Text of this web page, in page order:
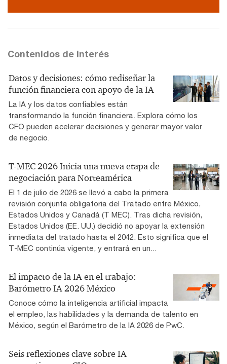
Contenidos de interés
Datos y decisiones: cómo rediseñar la
función financiera con apoyo de la IA
La IA y los datos confiables están
transformando la función financiera. Explora cómo los
CFO pueden acelerar decisiones y generar mayor valor
de negocio.
T-MEC 2026 Inicia una nueva etapa de
negociación para Norteamérica
El 1 de julio de 2026 se llevó a cabo la primera
revisión conjunta obligatoria del Tratado entre México,
Estados Unidos y Canadá (T MEC). Tras dicha revisión,
Estados Unidos (EE. UU.) decidió no apoyar la extensión
inmediata del tratado hasta el 2042. Esto significa que el
T-MEC continúa vigente, y entrará en un...
El impacto de la IA en el trabajo:
Barómetro IA 2026 México
Conoce cómo la inteligencia artificial impacta
el empleo, las habilidades y la demanda de talento en
México, según el Barómetro de la IA 2026 de PwC.
Seis reflexiones clave sobre IA